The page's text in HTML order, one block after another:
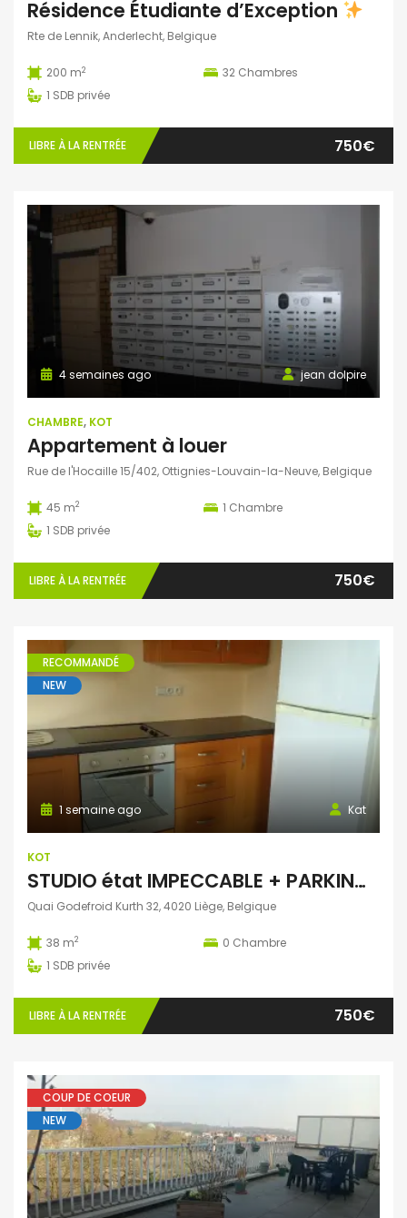
Résidence Étudiante d’Exception
Rte de Lennik, Anderlecht, Belgique
200 m2 32 Chambres
1 SDB privée
LIBRE À LA RENTRÉE 750€
jean dolpire
4 semaines ago
CHAMBRE, KOT
Appartement à louer
Rue de l'Hocaille 15/402, Ottignies-Louvain-la-Neuve, Belgique
45 m2 1 Chambre
1 SDB privée
LIBRE À LA RENTRÉE 750€
RECOMMANDÉ
NEW
Kat
1 semaine ago
KOT
STUDIO état IMPECCABLE + PARKING fermé
Quai Godefroid Kurth 32, 4020 Liège, Belgique
38 m2 0 Chambre
1 SDB privée
LIBRE À LA RENTRÉE 750€
COUP DE COEUR
NEW